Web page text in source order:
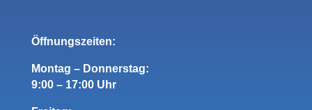
Öffnungszeiten:
Montag – Donnerstag:
9:00 – 17:00 Uhr